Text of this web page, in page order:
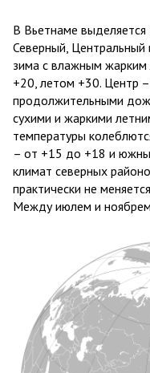
В Вьетнаме выделяется
Северный, Центральный
зима с влажным жарким
+20, летом +30. Центр
продолжительными
сухими и жаркими
температуры
– от +15 до +18 и
климат северных
практически не
Между июлем и